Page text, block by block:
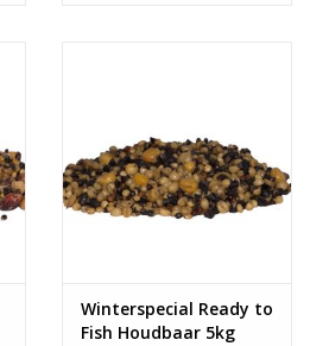
Winterspecial Ready to
Fish Houdbaar 5kg